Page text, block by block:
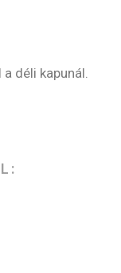
déli kapunál.